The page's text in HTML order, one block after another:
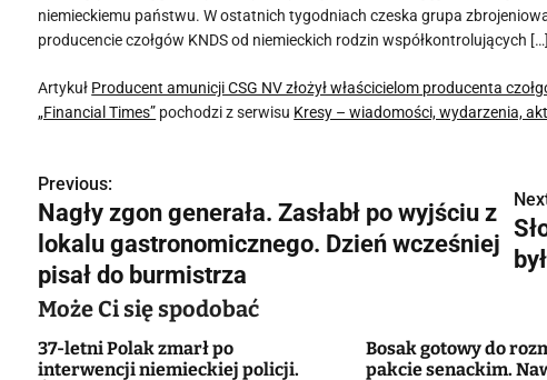
niemieckiemu państwu. W ostatnich tygodniach czeska grupa
producencie czołgów KNDS od niemieckich rodzin współkontrolujących
Artykuł Producent amunicji CSG NV złożył właścicielom producenta
„Financial Times” pochodzi z serwisu Kresy – wiadomości, wydarzenia,
N
a
w
i
g
Previous:
Nagły zgon generała. Zasłabł po wyjściu z
lokalu gastronomicznego. Dzień wcześniej
pisał do burmistrza
Może Ci się spodobać
37-letni Polak zmarł po
interwencji niemieckiej policji.
Bosak gotowy do
pakcie senackim.